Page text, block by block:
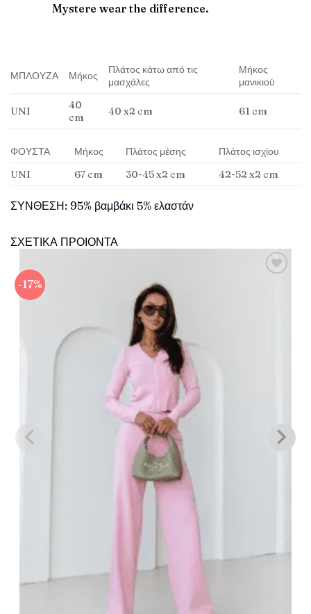
Mystere wear the difference.
ΜΠΛΟΥΖΑ Μήκος
Πλάτος κάτω από τις
μασχάλες
Μήκος
μανικιού
UNI
40
cm
40 x2 cm 61 cm
ΦΟΥΣΤΑ Μήκος Πλάτος μέσης
Πλάτος ισχίου
UNI
67 cm 30-45 x2 cm 42-52 x2 cm
ΣΥΝΘΕΣΗ: 95% βαμβάκι 5% ελαστάν
ΣΧΕΤΙΚΑ ΠΡΟΙΟΝΤΑ
-17%